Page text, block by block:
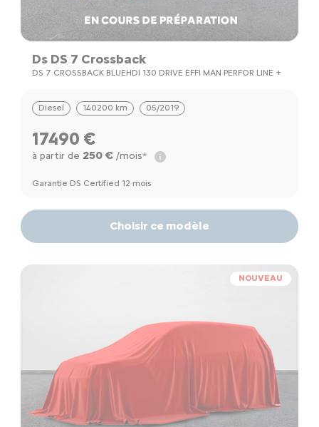
Ds DS 7 Crossback
DS 7 CROSSBACK BLUEHDI 130 DRIVE EFFI MAN PERFOR LINE +
Diesel 140200 km 05/2019
17490 €
à partir de 250 €/mois*
Garantie DS Certified 12 mois
Choisir ce modèle
NOUVEAU